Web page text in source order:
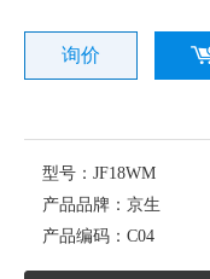
询价
型号： JF18WM
产品品牌： 京生
产品编码： C04